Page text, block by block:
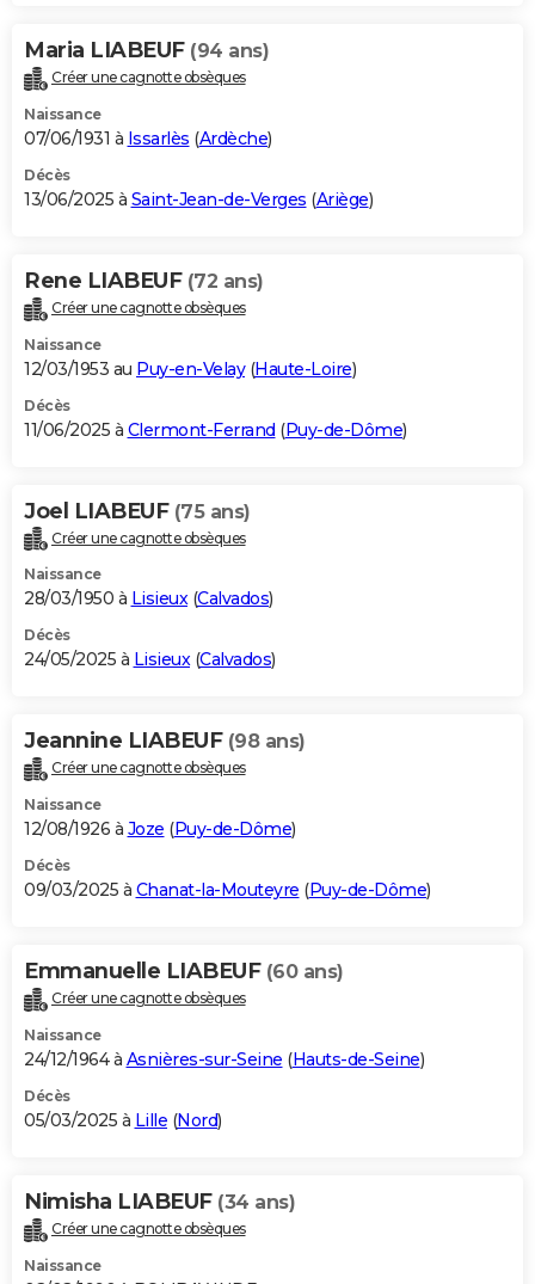
Maria LIABEUF (94 ans)
Créer une cagnotte obsèques
Naissance
07/06/1931 à Issarlès (Ardèche)
Décès
13/06/2025 à Saint-Jean-de-Verges (Ariège)
Rene LIABEUF (72 ans)
Créer une cagnotte obsèques
Naissance
12/03/1953 au Puy-en-Velay(Haute-Loire)
Décès
11/06/2025 à Clermont-Ferrand (Puy-de-Dôme)
Joel LIABEUF (75 ans)
Créer une cagnotte obsèques
Naissance
28/03/1950 à Lisieux(Calvados)
Décès
24/05/2025 à Lisieux(Calvados)
Jeannine LIABEUF (98 ans)
Créer une cagnotte obsèques
Naissance
12/08/1926 à Joze (Puy-de-Dôme)
Décès
09/03/2025 à Chanat-la-Mouteyre (Puy-de-Dôme)
Emmanuelle LIABEUF (60 ans)
Créer une cagnotte obsèques
Naissance
24/12/1964 à Asnières-sur-Seine (Hauts-de-Seine)
Décès
05/03/2025 à Lille (Nord)
Nimisha LIABEUF (34 ans)
Créer une cagnotte obsèques
Naissance